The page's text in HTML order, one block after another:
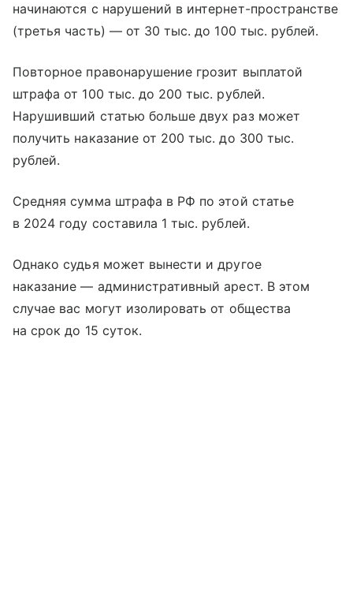
начинаются с нарушений в интернет-пространстве
(третья часть) — от 30 тыс. до 100 тыс. рублей.
Повторное правонарушение грозит выплатой
штрафа от 100 тыс. до 200 тыс. рублей.
Нарушивший статью больше двух раз может
получить наказание от 200 тыс. до 300 тыс.
рублей.
Средняя сумма штрафа в РФ по этой статье
в 2024 году составила 1 тыс. рублей.
Однако судья может вынести и другое
наказание — административный арест. В этом
случае вас могут изолировать от общества
на срок до 15 суток.